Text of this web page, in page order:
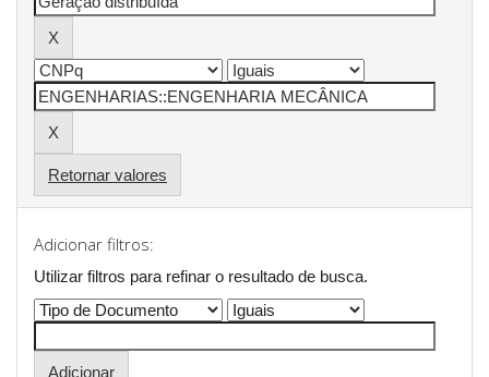
Retornar valores
Adicionar filtros:
Utilizar filtros para refinar o resultado de busca.